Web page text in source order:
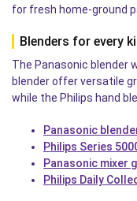
for fresh home-ground
Blenders for every
The Panasonic blender
blender offer versatile
while the Philips hand
Panasonic
Philips Series
Panasonic mixer
Philips Daily